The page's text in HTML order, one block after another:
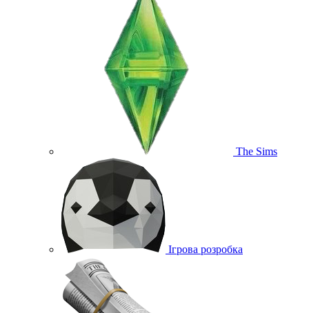
The Sims
Ігрова розробка